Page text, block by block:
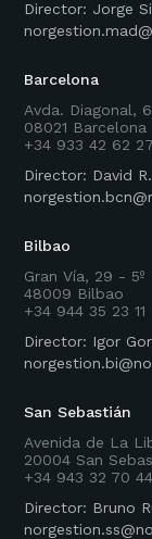
Director: Jorge
Barcelona
Avda. Diagonal,
08021 Barcelona
+34 933 42 62 27
Director: David
Bilbao
Gran Vía, 29 - 5º
48009 Bilbao
+34 944 35 23 11
Director: Igor
San Sebastián
Avenida de La
20004 San
+34 943 32 70 44
Director: Bruno